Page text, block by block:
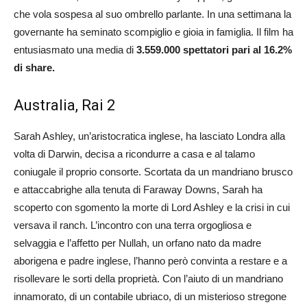
che vola sospesa al suo ombrello parlante. In una settimana la
governante ha seminato scompiglio e gioia in famiglia. Il film ha
entusiasmato una media di 3.559.000 spettatori pari al 16.2%
di share.
Australia, Rai 2
Sarah Ashley, un’aristocratica inglese, ha lasciato Londra alla
volta di Darwin, decisa a ricondurre a casa e al talamo
coniugale il proprio consorte. Scortata da un mandriano brusco
e attaccabrighe alla tenuta di Faraway Downs, Sarah ha
scoperto con sgomento la morte di Lord Ashley e la crisi in cui
versava il ranch. L’incontro con una terra orgogliosa e
selvaggia e l’affetto per Nullah, un orfano nato da madre
aborigena e padre inglese, l’hanno però convinta a restare e a
risollevare le sorti della proprietà. Con l’aiuto di un mandriano
innamorato, di un contabile ubriaco, di un misterioso stregone